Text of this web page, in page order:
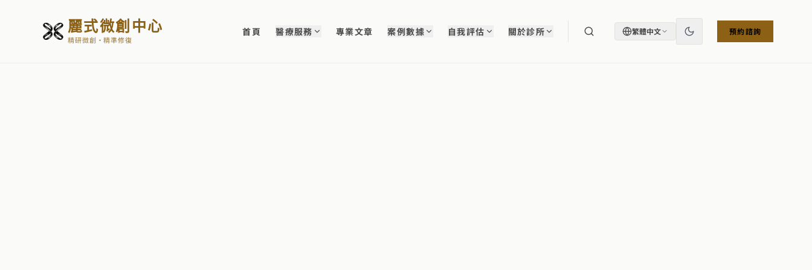
麗式微創中心
精研微創・精準修復
首頁 醫療服務 專業文章 案例數據 自我評估 關於診所 繁體中文 預約諮詢